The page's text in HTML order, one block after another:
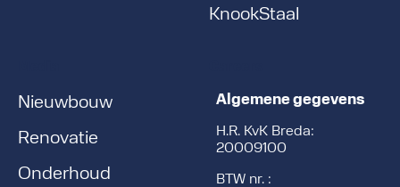
KnookStaal
Nieuwbouw
Renovatie
Onderhoud
Algemene gegevens
H.R. KvK Breda:
20009100
BTW nr. :